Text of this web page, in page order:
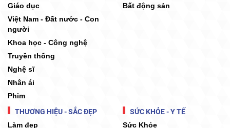
Giáo dục
Việt Nam - Đất nước - Con
người
Khoa học - Công nghệ
Truyền thống
Nghệ sĩ
Nhân ái
Phim
Bất động sản
THƯƠNG HIỆU - SẮC ĐẸP
Làm đẹp
SỨC KHỎE - Y TẾ
Sức Khỏe